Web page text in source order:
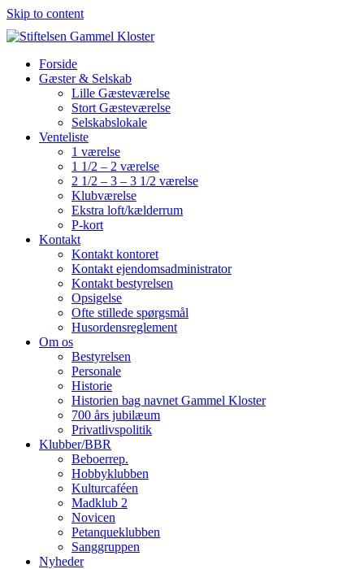
Skip to content
Forside
Gæster & Selskab
Lille Gæsteværelse
Stort Gæsteværelse
Selskabslokale
Venteliste
1 værelse
1 1/2 – 2 værelse
2 1/2 – 3 – 3 1/2 værelse
Klubværelse
Ekstra loft/kælderrum
P-kort
Kontakt
Kontakt kontoret
Kontakt ejendomsadministrator
Kontakt bestyrelsen
Opsigelse
Ofte stillede spørgsmål
Husordensreglement
Om os
Bestyrelsen
Personale
Historie
Historien bag navnet Gammel Kloster
700 års jubilæum
Privatlivspolitik
Klubber/BBR
Beboerrep.
Hobbyklubben
Kulturcaféen
Madklub 2
Novicen
Petanqueklubben
Sanggruppen
Nyheder